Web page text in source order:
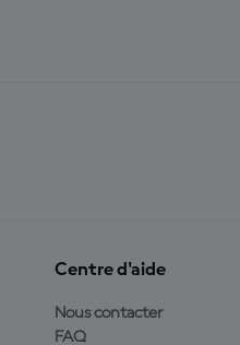
Centre d'aide
Nous contacter
FAQ